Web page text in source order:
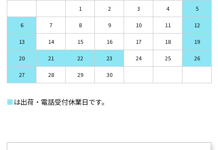
1 2 3 4 5
6 7 8 9 10 11 12
13 14 15 16 17 18 19
20 21 22 23 24 25 26
27 28 29 30
■ は出荷・電話受付休業日です。